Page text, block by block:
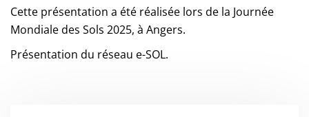
Cette présentation a été réalisée lors de la Journée
Mondiale des Sols 2025, à Angers.
Présentation du réseau e-SOL.